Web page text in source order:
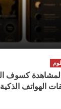
لمشاهدة كسوف